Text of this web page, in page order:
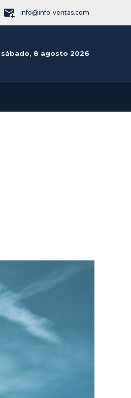
info@info-veritas.com
sábado, 8 agosto 2026